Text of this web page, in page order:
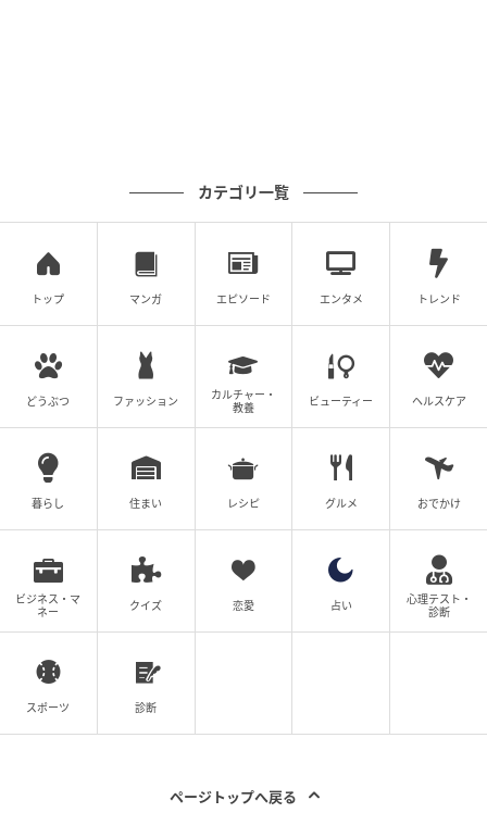
FP視点で見る大学生バイトと家計の確認ポイ
ント
大学生のアルバイト収入は、
子ども本人だけの問題で
親の住民税や所得税にも関係するため、家計全体で見
る必要があります。特に19歳以上23歳未満の子ども
は、親が受けられる控除額が大きい年代です。
そのため、子どもの収入が少し増えたことで、親の税
負担が変わる場合があります。もちろん、税金を避け
るためだけに、子どもの働く時間を過度に制限する必
要はありません。アルバイトを通じて経験を積むこと
や、自分でお金を管理する力を身につけることにも意
の影響が出るのか」を家族で共有しておくこと
親族特別控除は、大学生年代の子どもが一定額を超え
カテゴリ一覧
トップ マンガ エピソード エンタメ トレンド
どうぶつ ファッション
カルチャー・
教養
ビューティー ヘルスケア
暮らし 住まい レシピ グルメ おでかけ
ビジネス・マ
ネー
クイズ 恋愛 占い
心理テスト・
診断
スポーツ 診断
ページトップへ戻る